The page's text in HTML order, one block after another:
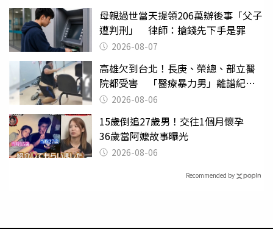
母親過世當天提領206萬辦後事「父子
遭判刑」 律師：搶錢先下手是罪
2026-08-07
高雄欠到台北！長庚、榮總、部立醫
院都受害 「醫療暴力男」離譜紀錄
曝光2026-08-06
15歲倒追27歲男！交往1個月懷孕
36歲當阿嬤故事曝光
2026-08-06
Recommended by